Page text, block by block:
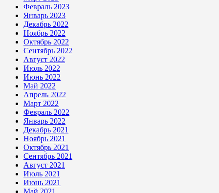
Февраль 2023
Январь 2023
Декабрь 2022
Ноябрь 2022
Октябрь 2022
Сентябрь 2022
Август 2022
Июль 2022
Июнь 2022
Май 2022
Апрель 2022
Март 2022
Февраль 2022
Январь 2022
Декабрь 2021
Ноябрь 2021
Октябрь 2021
Сентябрь 2021
Август 2021
Июль 2021
Июнь 2021
Май 2021